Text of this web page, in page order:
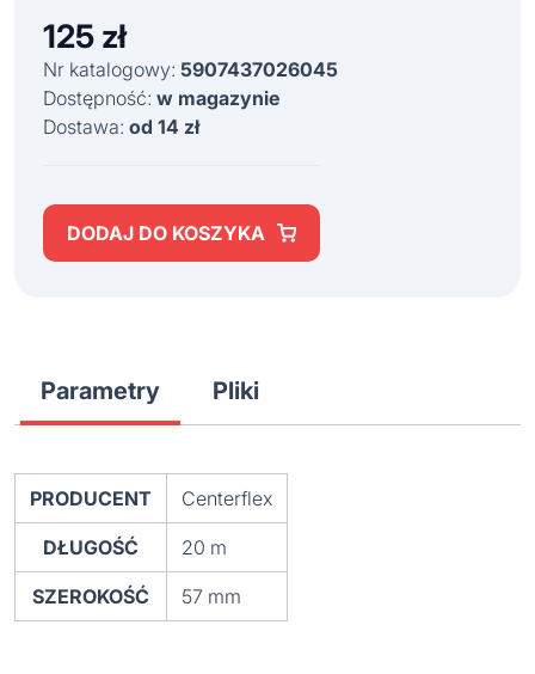
125 zł
Nr katalogowy: 5907437026045
Dostępność: w magazynie
Dostawa: od 14 zł
DODAJ DO KOSZYKA
Parametry Pliki
PRODUCENT Centerflex
DŁUGOŚĆ 20 m
SZEROKOŚĆ 57 mm